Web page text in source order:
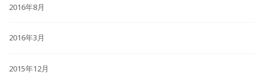
2016年8月
2016年3月
2015年12月